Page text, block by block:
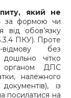
який не
за формою чи
від обов’язку
ПКУ). Проте
відмову без
чітко
органом ДПС
належного
із
посилатися на